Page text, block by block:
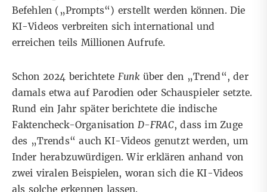
Befehlen („Prompts“) erstellt werden können. Die
KI-Videos verbreiten sich international und
erreichen teils Millionen Aufrufe.
Schon 2024 berichtete Funk über den „Trend“, der
damals etwa auf Parodien oder Schauspieler setzte.
Rund ein Jahr später berichtete die indische
Faktencheck-OrganisationD-FRAC, dass im Zuge
des „Trends“ auch KI-Videos genutzt werden, um
Inder herabzuwürdigen. Wir erklären anhand von
zwei viralen Beispielen, woran sich die KI-Videos
als solche erkennen lassen.